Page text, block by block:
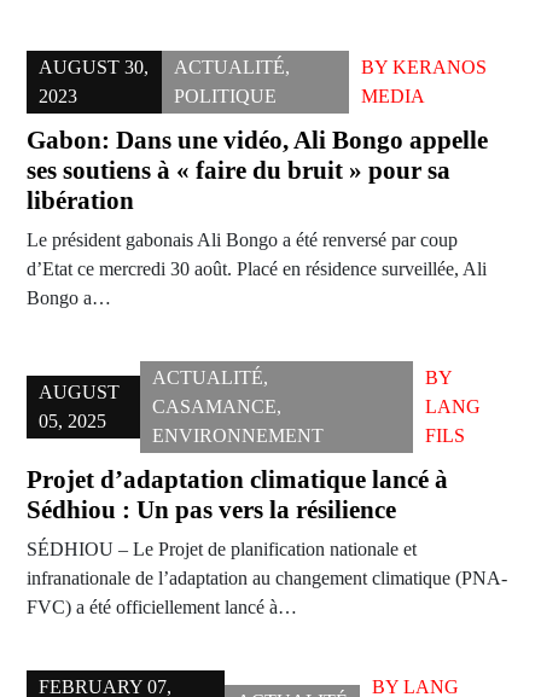
AUGUST 30,
2023
ACTUALITÉ,
POLITIQUE
BY KERANOS
MEDIA
Gabon: Dans une vidéo, Ali Bongo appelle
ses soutiens à « faire du bruit » pour sa
libération
Le président gabonais Ali Bongo a été renversé par coup
d’Etat ce mercredi 30 août. Placé en résidence surveillée, Ali
Bongo a…
AUGUST
05, 2025
ACTUALITÉ,
CASAMANCE,
ENVIRONNEMENT
BY
LANG
FILS
Projet d’adaptation climatique lancé à
Sédhiou : Un pas vers la résilience
SÉDHIOU – Le Projet de planification nationale et
infranationale de l’adaptation au changement climatique (PNA-
FVC) a été officiellement lancé à…
FEBRUARY 07,
BYLANG